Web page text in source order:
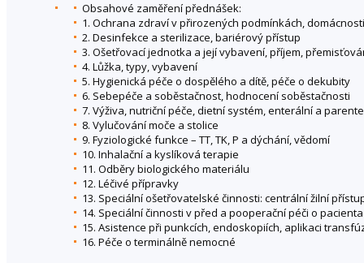
Obsahové zaměření přednášek:
1. Ochrana zdraví v přirozených podmínkách,
2. Desinfekce a sterilizace, bariérový přístup
3. Ošetřovací jednotka a její vybavení, příjem,
4. Lůžka, typy, vybavení
5. Hygienická péče o dospělého a dítě, péče o dekubity
6. Sebepéče a soběstačnost, hodnocení soběstačnosti
7. Výživa, nutriční péče, dietní systém, enterální a
8. Vylučování moče a stolice
9. Fyziologické funkce – TT, TK, P a dýchání, vědomí
10. Inhalační a kyslíková terapie
11. Odběry biologického materiálu
12. Léčivé přípravky
13. Speciální ošetřovatelské činnosti: centrální žilní
14. Speciální činnosti v před a pooperační péči o pacienta
15. Asistence při punkcích, endoskopiích, aplikaci
16. Péče o terminálně nemocné